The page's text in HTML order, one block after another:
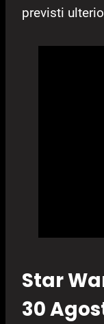
previsti
Star
30